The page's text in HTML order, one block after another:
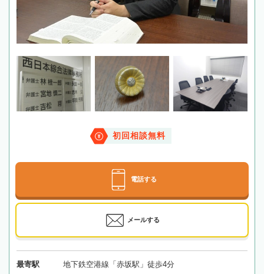
初回相談無料
電話する
メールする
最寄駅 地下鉄空港線「赤坂駅」徒歩4分